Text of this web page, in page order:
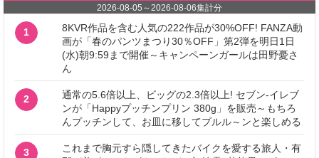
2026-08-05 ～2026-08-06集計分
1
8KVR作品を含む人気の222作品が30%OFF! FANZA動
画が「春のパンツまつり30％OFF」第2弾を明日1日
(水)朝9:59まで開催～キャンペーンガールは田野憂さ
ん
2
通常の5.6倍以上、ビッグの2.3倍以上! セブン‐イレブ
ンが「Happyプッチンプリン 380g」を販売～もちろ
んプッチンして、お皿に移してプルル～ンと楽しめる
3
これまで胸元すら隠してきたバイクを愛する旅人・有